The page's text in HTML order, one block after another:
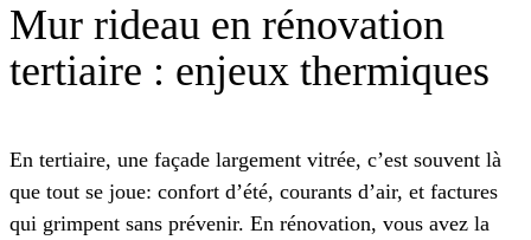
Mur rideau en rénovation
tertiaire : enjeux thermiques
En tertiaire, une façade largement vitrée, c’est souvent là
que tout se joue: confort d’été, courants d’air, et factures
qui grimpent sans prévenir. En rénovation, vous avez la